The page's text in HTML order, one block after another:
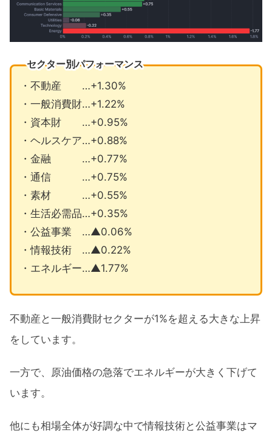
セクター別パフォーマンス
・不動産 …+1.30%
・一般消費財…+1.22%
・資本財 …+0.95%
・ヘルスケア…+0.88%
・金融 …+0.77%
・通信 …+0.75%
・素材 …+0.55%
・生活必需品…+0.35%
・公益事業 …▲0.06%
・情報技術 …▲0.22%
・エネルギー…▲1.77%
不動産と一般消費財セクターが1%を超える大きな上昇
をしています。
一方で、原油価格の急落でエネルギーが大きく下げて
います。
他にも相場全体が好調な中で情報技術と公益事業はマ